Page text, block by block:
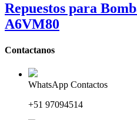
Repuestos para
A6VM80
Contactanos
WhatsApp Contactos
+51 97094514